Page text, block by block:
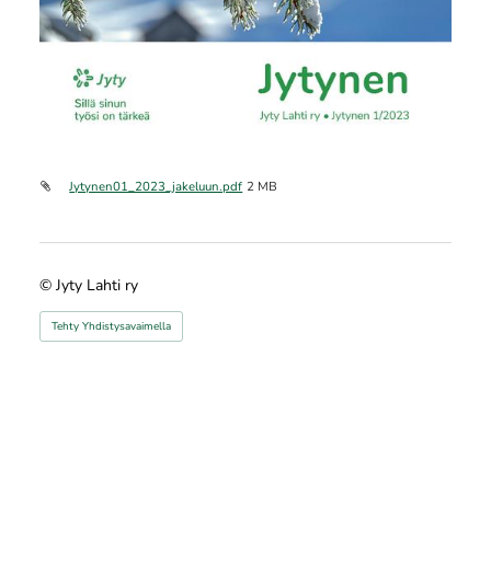
Jytynen01_2023_jakeluun.pdf 2 MB
© Jyty Lahti ry
Tehty Yhdistysavaimella